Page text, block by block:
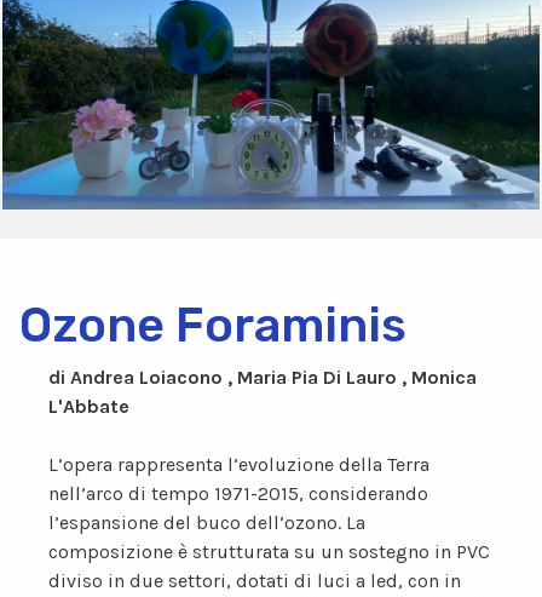
Ozone Foraminis
di Andrea Loiacono , Maria Pia Di Lauro , Monica
L'Abbate
L’opera rappresenta l’evoluzione della Terra
nell’arco di tempo 1971-2015, considerando
l’espansione del buco dell’ozono. La
composizione è strutturata su un sostegno in PVC
diviso in due settori, dotati di luci a led, con in